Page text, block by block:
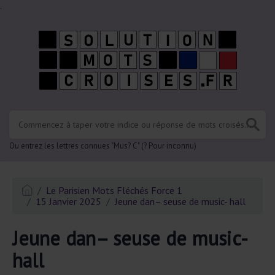
.
Ou entrez les lettres connues "Mus? C" (? Pour inconnu)
Le Parisien Mots Fléchés Force 1
15 Janvier 2025
Jeune dan– seuse de music- hall
Jeune dan– seuse de music-
hall